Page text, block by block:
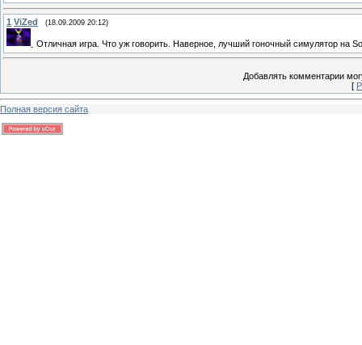
1 ViZed (18.09.2009 20:12)
Отличная игра. Что уж говорить. Наверное, лучший гоночный симулятор на
Добавлять комментарии
[
Полная версия сайта